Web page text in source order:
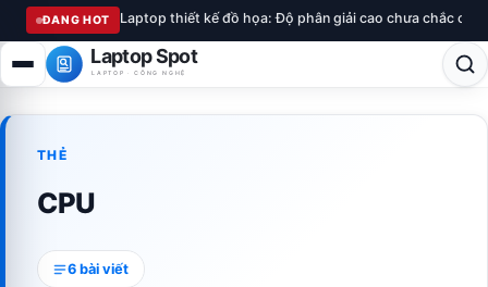
ĐANG HOT Laptop thiết kế đồ họa: Độ phân giải cao chưa chắc
Laptop Spot
LAPTOP · CÔNG NGHỆ
THẺ
CPU
6 bài viết